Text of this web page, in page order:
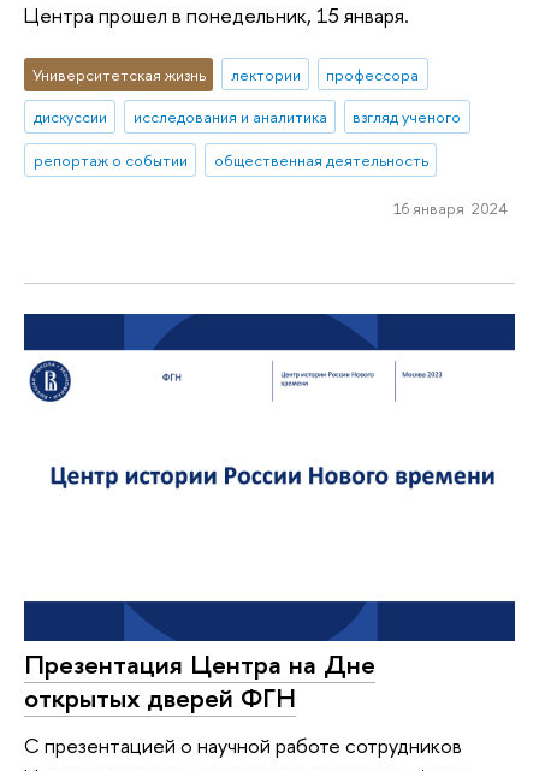
Центра прошел в понедельник, 15 января.
Университетская жизнь лектории
профессора
дискуссии
исследования и аналитика
взгляд ученого
репортаж о событии
общественная деятельность
16 января 2024
Презентация Центра на Дне
открытых дверей ФГН
С презентацией о научной работе сотрудников